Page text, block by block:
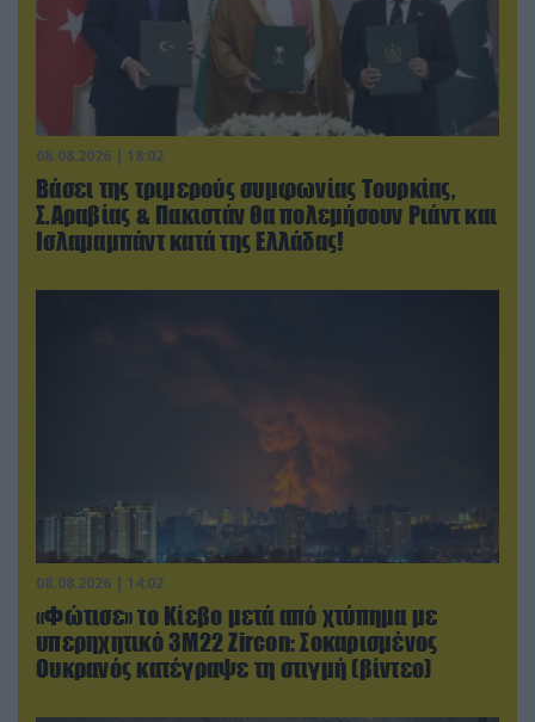
08.08.2026 | 18:02
Βάσει της τριμερούς συμφωνίας Τουρκίας,
Σ.Αραβίας & Πακιστάν θα πολεμήσουν Ριάντ και
Ισλαμαμπάντ κατά της Ελλάδας!
08.08.2026 | 14:02
«Φώτισε» το Κίεβο μετά από χτύπημα με
υπερηχητικό 3M22 Zircon: Σοκαρισμένος
Ουκρανός κατέγραψε τη στιγμή (βίντεο)